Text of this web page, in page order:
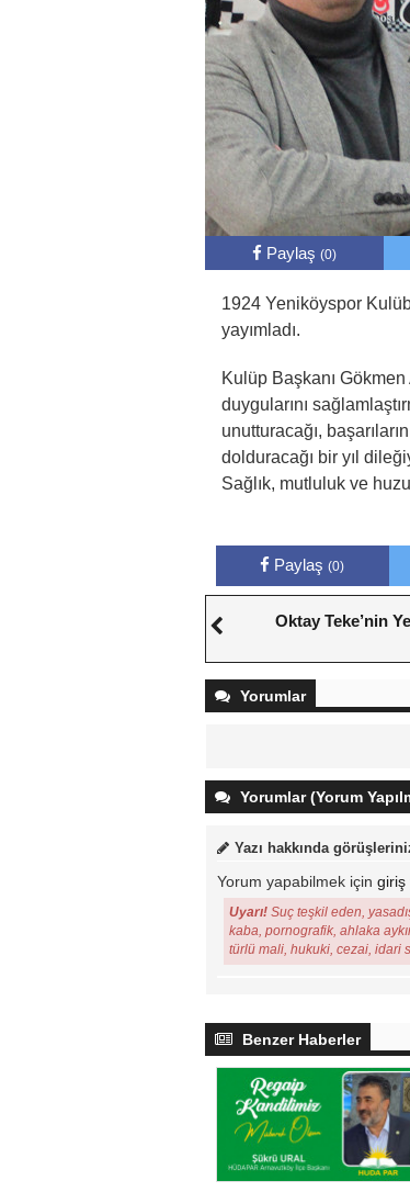
Paylaş (0)
1924 Yeniköyspor
yayımladı.
Kulüp Başkanı Gökmen
duygularını
unutturacağı,
dolduracağı bir yıl
Sağlık, mutluluk ve
Paylaş(0)
Oktay Teke’nin
Yorumlar
Yorumlar (Yorum
Yazı hakkında
Yorum yapabilmek için giriş
Uyarı! Suç teşkil eden,
kaba, pornografik, ahlaka
türlü mali, hukuki, cezai, idari
Benzer Haberler